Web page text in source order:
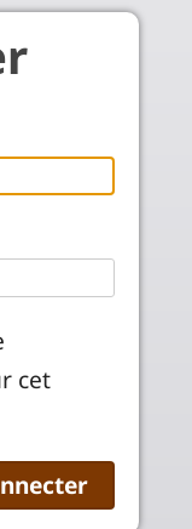
cet